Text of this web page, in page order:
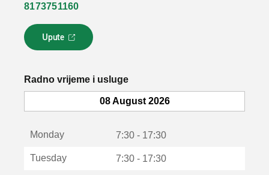
8173751160
Upute
L
i
k
o
Radno vrijeme i usluge
08 August 2026
Monday 7:30 - 17:30
Tuesday 7:30 - 17:30